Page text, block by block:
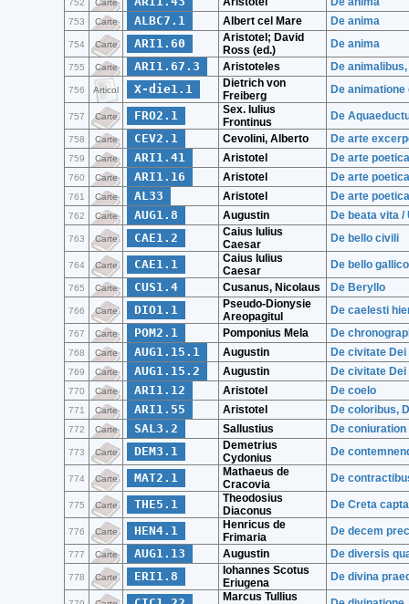
752 Carte
753 Carte ALBC7.1 Albert cel Mare De anima
754 Carte ARI1.60
Aristotel; David
Ross (ed.)
De anima
755 Carte ARI1.67.3 Aristoteles De
756 Articol X-die1.1
Dietrich von
Freiberg
De animatione
757 Carte FRO2.1
Sex. Iulius
Frontinus
De
758 Carte CEV2.1 Cevolini, Alberto De arte
759 Carte ARI1.41 Aristotel De arte poetica
760 Carte ARI1.16 Aristotel De arte poetica
761 Carte AL33 Aristotel De arte
762 Carte AUG1.8 Augustin De beata vita
763 Carte CAE1.2
Caius Iulius
Caesar
De bello civili
764 Carte CAE1.1
Caius Iulius
Caesar
De bello gallico
765 Carte CUS1.4 Cusanus, Nicolaus De Beryllo
766 Carte DIO1.1
Pseudo-Dionysie
Areopagitul
De caelesti
767 Carte POM2.1 Pomponius Mela De
768 Carte AUG1.15.1 Augustin De civitate Dei
769 Carte AUG1.15.2 Augustin De civitate Dei
770 Carte ARI1.12 Aristotel De coelo
771 Carte ARI1.55 Aristotel De coloribus,
772 Carte SAL3.2 Sallustius De
773 Carte DEM3.1
Demetrius
Cydonius
De
774 Carte MAT2.1
Mathaeus de
Cracovia
De
775 Carte THE5.1
Theodosius
Diaconus
De Creta capta
776 Carte HEN4.1
Henricus de
Frimaria
De decem
777 Carte AUG1.13 Augustin De diversis
778 Carte ERI1.8
Iohannes Scotus
Eriugena
De divina
Marcus Tullius